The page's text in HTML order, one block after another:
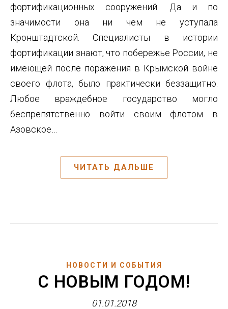
фортификационных сооружений. Да и по
значимости она ни чем не уступала
Кронштадтской. Специалисты в истории
фортификации знают, что побережье России, не
имеющей после поражения в Крымской войне
своего флота, было практически беззащитно.
Любое враждебное государство могло
беспрепятственно войти своим флотом в
Азовское…
ЧИТАТЬ ДАЛЬШЕ
НОВОСТИ И СОБЫТИЯ
С НОВЫМ ГОДОМ!
01.01.2018